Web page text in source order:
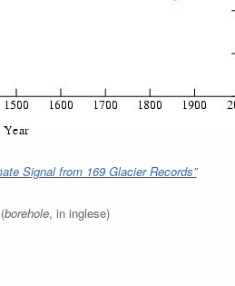
Signal from 169 Glacier Records”
borehole, in inglese)